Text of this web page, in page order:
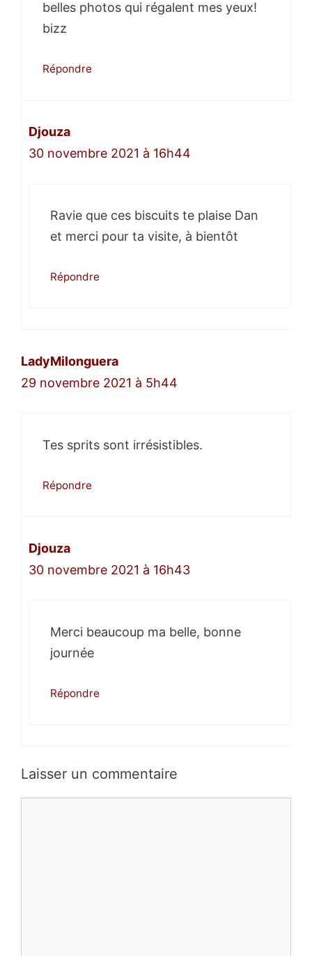
belles photos qui régalent mes yeux!
bizz
Répondre
Djouza
30 novembre 2021 à 16h44
Ravie que ces biscuits te plaise Dan
et merci pour ta visite, à bientôt
Répondre
LadyMilonguera
29 novembre 2021 à 5h44
Tes sprits sont irrésistibles.
Répondre
Djouza
30 novembre 2021 à 16h43
Merci beaucoup ma belle, bonne
journée
Répondre
Laisser un commentaire